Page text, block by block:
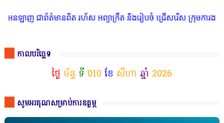
ជាព័ត៌មានពិត រហ័ស អព្យាក្រឹត និងរៀបចំ ជ្រើសរើស ក្រុមការងារ នៅត
កាលបរិច្ឆេទ
ថ្ងៃ ច័ន្ទ ទី 010 ខែ សីហា ឆ្នាំ 2026
សូមអរគុណសម្រាប់ការឧត្ថម្ភ